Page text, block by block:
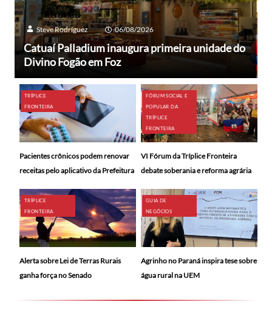
Steve Rodríguez 06/08/2026
Catuaí Palladium inaugura primeira unidade do
Divino Fogão em Foz
TRÍPLICE
FRONTEIRA
Pacientes crônicos podem renovar
receitas pelo aplicativo da Prefeitura
FÓRUM SOCIAL E
POPULAR DA
TRÍPLICE
FRONTEIRA
VI Fórum da Tríplice Fronteira
debate soberania e reforma agrária
TRÍPLICE
FRONTEIRA
Alerta sobre Lei de Terras Rurais
ganha força no Senado
GUIA DE
NEGÓCIOS
Agrinho no Paraná inspira tese sobre
água rural na UEM